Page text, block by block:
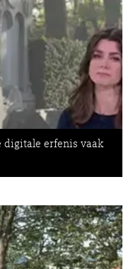
erfenis vaak